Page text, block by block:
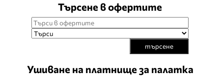
Търсене в офертите
търсене
Ушиване на платнище за палатка